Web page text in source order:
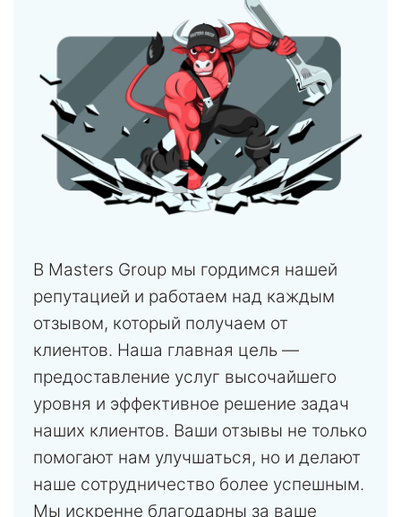
В Masters Group мы гордимся нашей
репутацией и работаем над каждым
отзывом, который получаем от
клиентов. Наша главная цель —
предоставление услуг высочайшего
уровня и эффективное решение задач
наших клиентов. Ваши отзывы не только
помогают нам улучшаться, но и делают
наше сотрудничество более успешным.
Мы искренне благодарны за ваше